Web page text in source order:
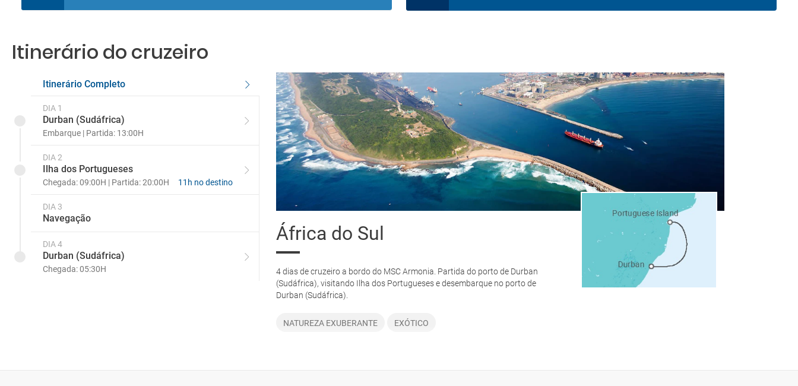
Itinerário do cruzeiro
Itinerário Completo
DIA 1
Durban (Sudáfrica)
Embarque | Partida: 13:00H
DIA 2
Ilha dos Portugueses
Chegada: 09:00H | Partida: 20:00H 11h no destino
DIA 3
Navegação
DIA 4
Durban (Sudáfrica)
Chegada: 05:30H
África do Sul
4 dias de cruzeiro a bordo do MSC Armonia. Partida do porto de Durban
(Sudáfrica), visitando Ilha dos Portugueses e desembarque no porto de
Durban (Sudáfrica).
NATUREZA EXUBERANTE EXÓTICO